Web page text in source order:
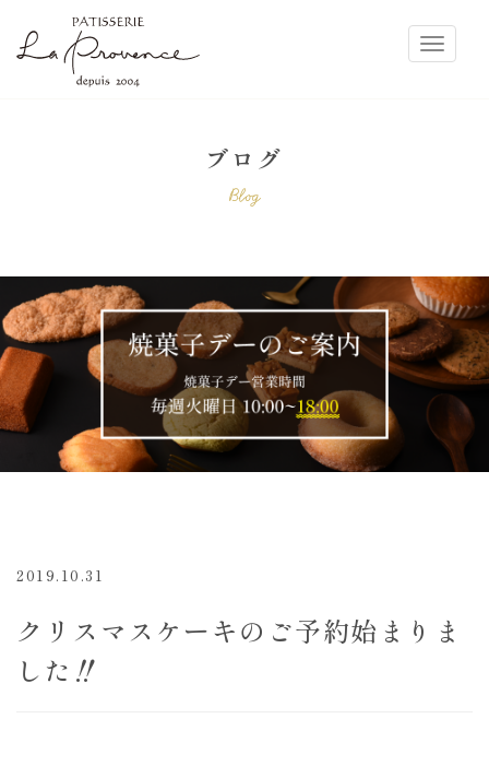
ブログ
Blog
2019.10.31
クリスマスケーキのご予約始まりま
した‼︎